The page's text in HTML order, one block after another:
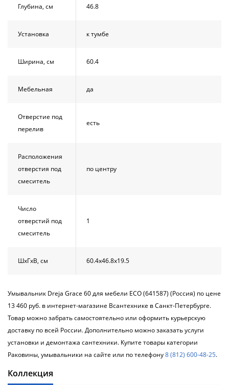
Глубина, см 46.8
Установка к тумбе
Ширина, см 60.4
Мебельная да
Отверстие под
перелив
есть
Расположения
отверстия под
смеситель
по центру
Число
отверстий под
смеситель
1
ШхГхВ, см 60.4х46.8х19.5
Умывальник Dreja Grace 60 для мебели ECO (641587) (Россия) по цене
13 460 руб. в интернет-магазине Всантехнике в Санкт-Петербурге.
Товар можно забрать самостоятельно или оформить курьерскую
доставку по всей России. Дополнительно можно заказать услуги
установки и демонтажа сантехники. Купите товары категории
Раковины, умывальники на сайте или по телефону8 (812) 600-48-25.
Коллекция